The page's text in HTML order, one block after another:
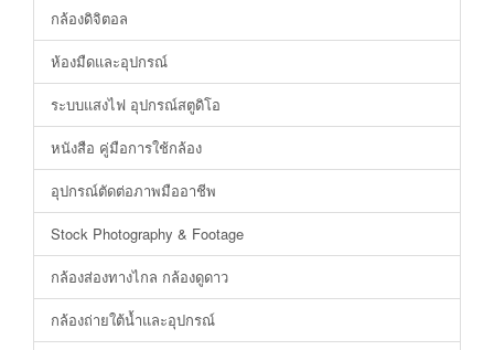
กล้องดิจิตอล
ห้องมืดและอุปกรณ์
ระบบแสงไฟ อุปกรณ์สตูดิโอ
หนังสือ คู่มือการใช้กล้อง
อุปกรณ์ตัดต่อภาพมืออาชีพ
Stock Photography & Footage
กล้องส่องทางไกล กล้องดูดาว
กล้องถ่ายใต้น้ำและอุปกรณ์